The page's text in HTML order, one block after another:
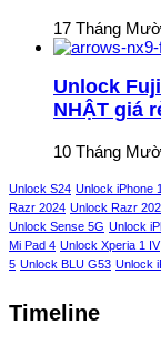
17 Tháng
Unlock
NHẬT giá
10 Tháng
Unlock S24 Unlock iPhone
Razr 2024 Unlock Razr
Unlock Sense 5G Unlock
Mi Pad 4 Unlock Xperia 1 IV
5 Unlock BLU G53 Unlock
Timeline